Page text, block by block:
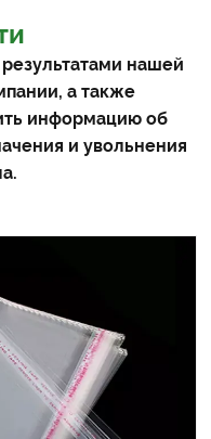
нашей
а также
информацию об
и увольнения